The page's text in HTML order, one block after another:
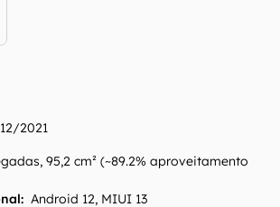
2021
95,2 cm² (~89.2% aproveitamento
: Android 12, MIUI 13